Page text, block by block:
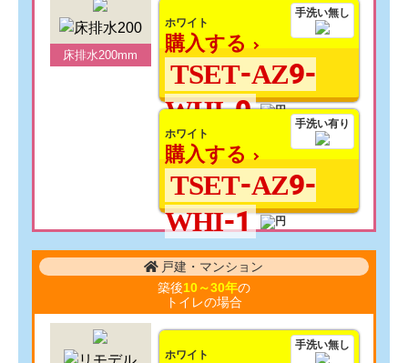
床排水200mm
手洗い無し
ホワイト
購入する
TSET-AZ9-
WHI-0
手洗い有り
ホワイト
購入する
TSET-AZ9-
WHI-1
戸建・マンション
築後10～30年の
トイレの場合
手洗い無し
ホワイト